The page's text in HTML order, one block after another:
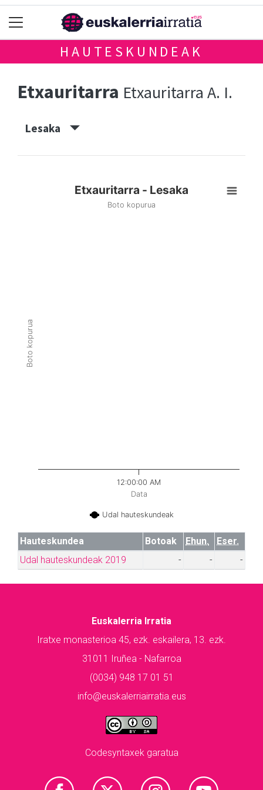
HAUTESKUNDEAK
Etxauritarra Etxauritarra A. I.
Lesaka
Data
Boto kopurua
Etxauritarra - Lesaka
Boto kopurua
Udal hauteskundeak
12:00:00 AM
Hauteskundea Botoak Ehun.
Eser.
Udal hauteskundeak 2019
- - -
Euskalerria Irratia
Iratxe monasterioa 45, ezk. eskailera, 13. ezk.
31011 Iruñea - Nafarroa
(0034) 948 17 01 51
info@euskalerriairratia.eus
Codesyntaxek garatua